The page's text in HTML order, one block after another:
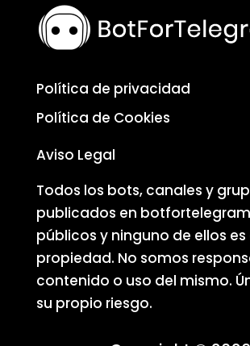
Política de privacidad
Política de Cookies
Aviso Legal
Todos los bots, canales y
publicados en
públicos y ninguno de ellos
propiedad. No somos
contenido o uso del mismo.
su propio riesgo.